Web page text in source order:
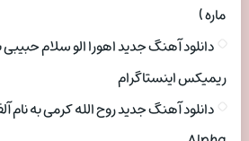
ماره )
دانلود آهنگ جدید اهورا الو سلام
ریمیکس اینستاگرام